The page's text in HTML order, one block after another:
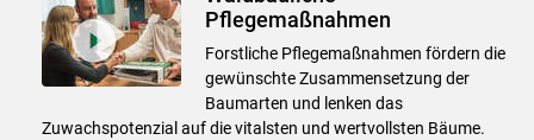
Pflegemaßnahmen
Forstliche Pflegemaßnahmen fördern die
gewünschte Zusammensetzung der
Baumarten und lenken das
Zuwachspotenzial auf die vitalsten und wertvollsten Bäume.